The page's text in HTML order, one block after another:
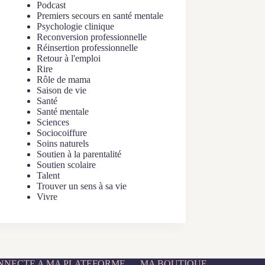
Podcast
Premiers secours en santé mentale
Psychologie clinique
Reconversion professionnelle
Réinsertion professionnelle
Retour à l'emploi
Rire
Rôle de mama
Saison de vie
Santé
Santé mentale
Sciences
Sociocoiffure
Soins naturels
Soutien à la parentalité
Soutien scolaire
Talent
Trouver un sens à sa vie
Vivre